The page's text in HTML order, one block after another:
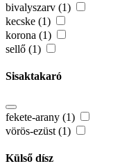
bivalyszarv (1)
kecske (1)
korona (1)
sellő (1)
Sisaktakaró
fekete-arany (1)
vörös-ezüst (1)
Külső dísz